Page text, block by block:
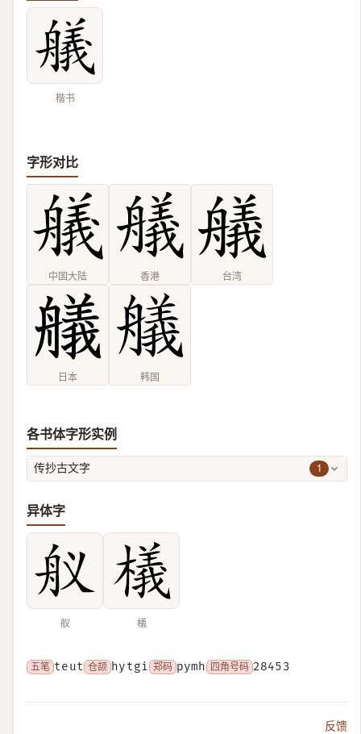
楷书
字形对比
中国大陆 香港 台湾
日本 韩国
各书体字形实例
传抄古文字 1
异体字
舣 檥
五笔 teut 仓颉 hytgi 郑码 pymh 四角号码 28453
反馈